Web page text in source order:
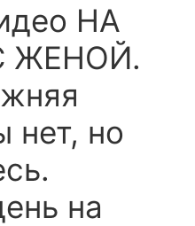
НА
ЖЕНОЙ.
нет, но
на